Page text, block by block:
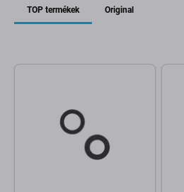
TOP termékek Original